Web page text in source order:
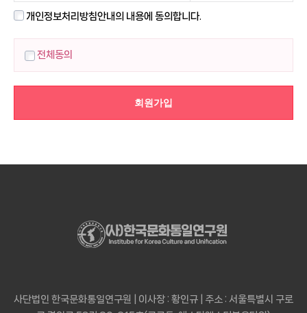
개인정보처리방침안내의 내용에 동의합니다.
전체동의
사단법인 한국문화통일연구원 | 이사장 : 황인규 | 주소 : 서울특별시 구로